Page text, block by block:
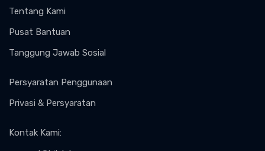
Tentang Kami
Pusat Bantuan
Tanggung Jawab Sosial
Persyaratan Penggunaan
Privasi & Persyaratan
Kontak Kami: